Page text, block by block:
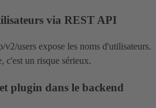
via REST API
users expose les noms d'utilisateurs.
c'est un risque sérieux.
plugin dans le backend